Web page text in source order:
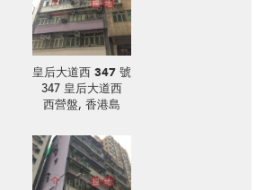
皇后大道西 347 號
347 皇后大道西
西營盤, 香港島